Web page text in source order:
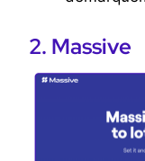
2. Massive